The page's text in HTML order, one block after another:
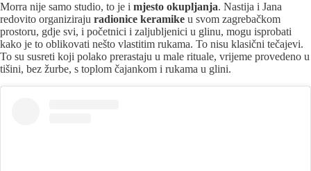
Morra nije samo studio, to je i mjesto okupljanja. Nastija i Jana
redovito organiziraju radionice keramike u svom zagrebačkom
prostoru, gdje svi, i početnici i zaljubljenici u glinu, mogu isprobati
kako je to oblikovati nešto vlastitim rukama. To nisu klasični tečajevi.
To su susreti koji polako prerastaju u male rituale, vrijeme provedeno u
tišini, bez žurbe, s toplom čajankom i rukama u glini.